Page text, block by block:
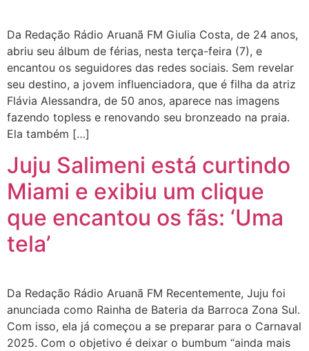
Da Redação Rádio Aruanã FM Giulia Costa, de 24 anos,
abriu seu álbum de férias, nesta terça-feira (7), e
encantou os seguidores das redes sociais. Sem revelar
seu destino, a jovem influenciadora, que é filha da atriz
Flávia Alessandra, de 50 anos, aparece nas imagens
fazendo topless e renovando seu bronzeado na praia.
Ela também […]
Juju Salimeni está curtindo
Miami e exibiu um clique
que encantou os fãs: ‘Uma
tela’
Da Redação Rádio Aruanã FM Recentemente, Juju foi
anunciada como Rainha de Bateria da Barroca Zona Sul.
Com isso, ela já começou a se preparar para o Carnaval
2025. Com o objetivo é deixar o bumbum “ainda mais